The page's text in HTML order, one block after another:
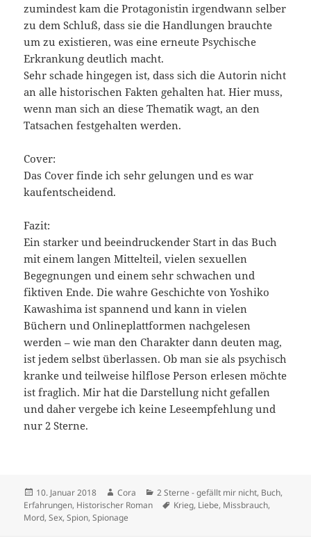
zumindest kam die Protagonistin irgendwann selber
zu dem Schluß, dass sie die Handlungen brauchte
um zu existieren, was eine erneute Psychische
Erkrankung deutlich macht.
Sehr schade hingegen ist, dass sich die Autorin nicht
an alle historischen Fakten gehalten hat. Hier muss,
wenn man sich an diese Thematik wagt, an den
Tatsachen festgehalten werden.
Cover:
Das Cover finde ich sehr gelungen und es war
kaufentscheidend.
Fazit:
Ein starker und beeindruckender Start in das Buch
mit einem langen Mittelteil, vielen sexuellen
Begegnungen und einem sehr schwachen und
fiktiven Ende. Die wahre Geschichte von Yoshiko
Kawashima ist spannend und kann in vielen
Büchern und Onlineplattformen nachgelesen
werden – wie man den Charakter dann deuten mag,
ist jedem selbst überlassen. Ob man sie als psychisch
kranke und teilweise hilflose Person erlesen möchte
ist fraglich. Mir hat die Darstellung nicht gefallen
und daher vergebe ich keine Leseempfehlung und
nur 2 Sterne.
Veröffentlicht
am
10. Januar 2018 Autor
Cora Kategorien
2 Sterne - gefällt mir nicht, Buch,
Erfahrungen, Historischer Roman Schlagwörter
Krieg, Liebe, Missbrauch,
Mord,Sex,Spion,Spionage